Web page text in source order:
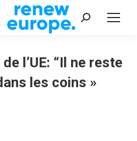
Recherche
l’UE: “Il ne reste
les coins »